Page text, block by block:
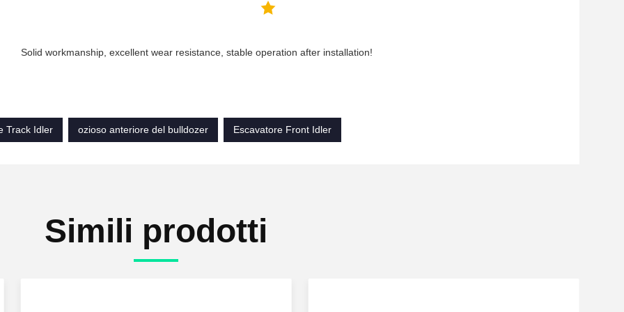
Solid workmanship, excellent wear resistance, stable operation after installation!
Track Idler
ozioso anteriore del bulldozer Escavatore Front Idler
Simili prodotti